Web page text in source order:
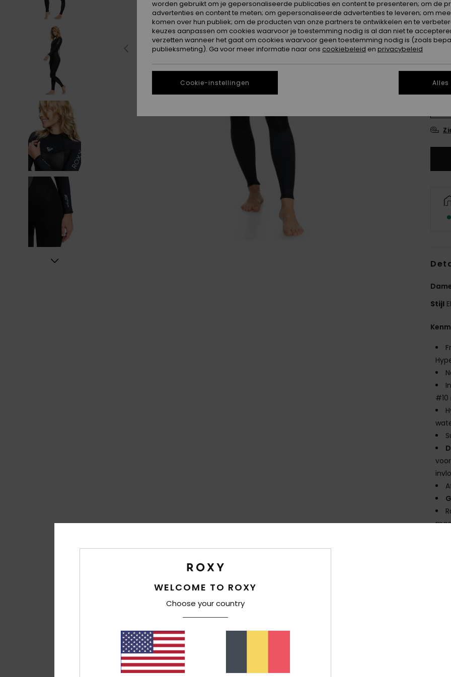
2
Stijl
#10
WELCOME TO ROXY
Choose your country
worden gebruikt om je gepersonaliseerde publicaties en content te presenteren; om de
advertenties en content te meten; om gepersonaliseerde advertenties te leveren; om
komen over hun publiek; om de producten van onze partners te ontwikkelen en te
keuzes aanpassen om cookies waarvoor je toestemming nodig is al dan niet te
verzetten wanneer het gaat om cookies waarvoor geen toestemming nodig is (zoals
publieksmeting). Ga voor meer informatie naar ons cookiebeleid en privacybeleid
Cookie-instellingen Alles